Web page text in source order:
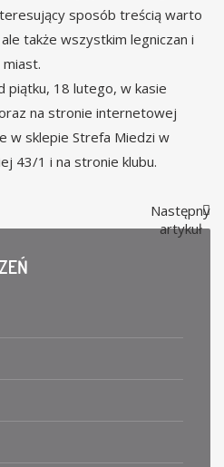
sposób treścią warto
także wszystkim legniczan i
miast.
piątku, 18 lutego, w kasie
na stronie internetowej
w sklepie Strefa Miedzi w
43/1 i na stronie klubu.
Następny
artykuł